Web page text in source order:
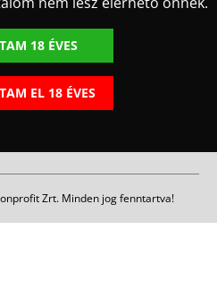
18 ÉVES
EL 18 ÉVES
Zrt. Minden jog fenntartva!